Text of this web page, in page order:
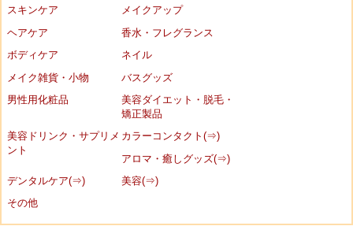
スキンケア
メイクアップ
ヘアケア
香水・フレグランス
ボディケア
ネイル
メイク雑貨・小物
バスグッズ
男性用化粧品
美容ダイエット・脱毛・
矯正製品
美容ドリンク・サプリメ
ント
カラーコンタクト(⇒)
アロマ・癒しグッズ(⇒)
デンタルケア(⇒)
美容(⇒)
その他